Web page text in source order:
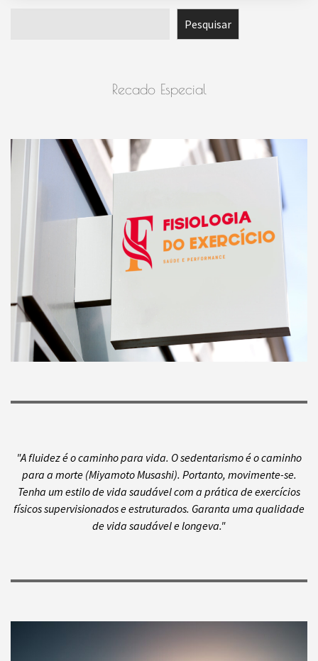
Pesquisar
Recado Especial
"A fluidez é o caminho para vida. O sedentarismo é o caminho
para a morte (Miyamoto Musashi). Portanto, movimente-se.
Tenha um estilo de vida saudável com a prática de exercícios
físicos supervisionados e estruturados. Garanta uma qualidade
de vida saudável e longeva."